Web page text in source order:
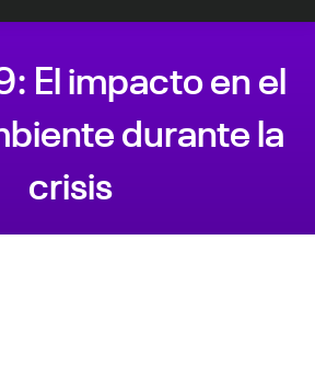
El impacto en el
durante la
crisis